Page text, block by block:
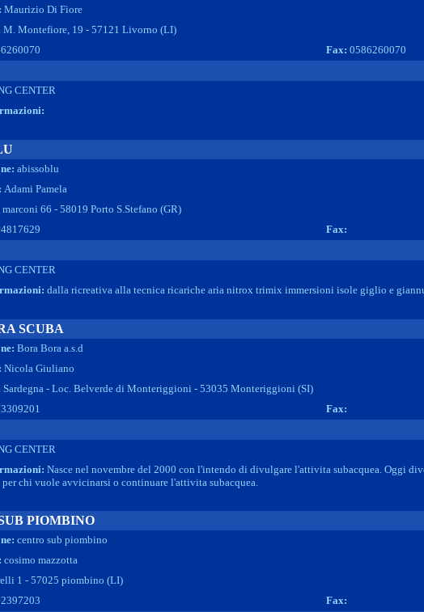
Maurizio Di Fiore
M. Montefiore, 19 - 57121 Livorno (LI)
Fax: 0586260070
CENTER
abissoblu
Adami Pamela
66 - 58019 Porto S.Stefano (GR)
Fax:
CENTER
dalla ricreativa alla tecnica ricariche aria nitrox trimix immersioni isole giglio e
SCUBA
Bora Bora a.s.d
Nicola Giuliano
Sardegna - Loc. Belverde di Monteriggioni - 53035 Monteriggioni (SI)
Fax:
CENTER
Nasce nel novembre del 2000 con l'intendo di divulgare l'attivita subacquea. Oggi
chi vuole avvicinarsi o continuare l'attivita subacquea.
PIOMBINO
centro sub piombino
cosimo mazzotta
1 - 57025 piombino (LI)
Fax: